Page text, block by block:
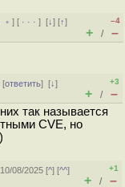
] [ · · ·][↓] [↑]
–4
+ / –
[ответить][↓]
+3
+ / –
так называется
CVE, но
08/2025 [^] [^^]
+1
+ / –